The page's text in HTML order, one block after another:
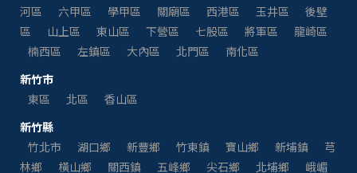
河區
六甲區 學甲區 關廟區 西港區 玉井區
後壁
區
山上區 東山區 下營區 七股區 將軍區
龍崎區
楠西區
左鎮區 大內區 北門區
南化區
新竹市
東區
北區
香山區
新竹縣
竹北市
湖口鄉 新豐鄉 竹東鎮 寶山鄉 新埔鎮
芎
林鄉
橫山鄉 關西鎮 五峰鄉 尖石鄉 北埔鄉
峨嵋